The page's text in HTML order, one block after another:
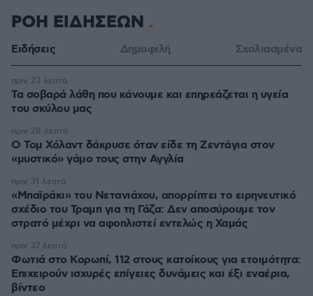
ΡΟΗ ΕΙΔΗΣΕΩΝ
Ειδήσεις Δημοφιλή Σχολιασμένα
Τα σοβαρά λάθη που κάνουμε και επηρεάζεται η υγεία
του σκύλου μας
πριν 23 λεπτά
Ο Τομ Χόλαντ δάκρυσε όταν είδε τη Ζεντάγια στον
«μυστικό» γάμο τους στην Αγγλία
πριν 28 λεπτά
«Μπαϊράκι» του Νετανιάχου, απορρίπτει το ειρηνευτικό
σχέδιο του Τραμπ για τη Γάζα: Δεν αποσύρουμε τον
στρατό μέχρι να αφοπλιστεί εντελώς η Χαμάς
πριν 31 λεπτά
Φωτιά στο Κορωπί, 112 στους κατοίκους για ετοιμότητα:
Επιχειρούν ισχυρές επίγειες δυνάμεις και έξι εναέρια,
βίντεο
πριν 37 λεπτά